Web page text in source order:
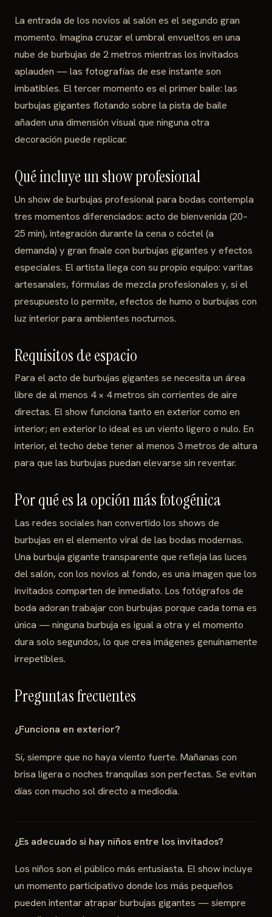
La entrada de los novios al salón es el segundo gran
momento. Imagina cruzar el umbral envueltos en una
nube de burbujas de 2 metros mientras los invitados
aplauden — las fotografías de ese instante son
imbatibles. El tercer momento es el primer baile: las
burbujas gigantes flotando sobre la pista de baile
añaden una dimensión visual que ninguna otra
decoración puede replicar.
Qué incluye un show profesional
Un show de burbujas profesional para bodas contempla
tres momentos diferenciados: acto de bienvenida (20–
25 min), integración durante la cena o cóctel (a
demanda) y gran finale con burbujas gigantes y efectos
especiales. El artista llega con su propio equipo: varitas
artesanales, fórmulas de mezcla profesionales y, si el
presupuesto lo permite, efectos de humo o burbujas con
luz interior para ambientes nocturnos.
Requisitos de espacio
Para el acto de burbujas gigantes se necesita un área
libre de al menos 4 × 4 metros sin corrientes de aire
directas. El show funciona tanto en exterior como en
interior; en exterior lo ideal es un viento ligero o nulo. En
interior, el techo debe tener al menos 3 metros de altura
para que las burbujas puedan elevarse sin reventar.
Por qué es la opción más fotogénica
Las redes sociales han convertido los shows de
burbujas en el elemento viral de las bodas modernas.
Una burbuja gigante transparente que refleja las luces
del salón, con los novios al fondo, es una imagen que los
invitados comparten de inmediato. Los fotógrafos de
boda adoran trabajar con burbujas porque cada toma es
única — ninguna burbuja es igual a otra y el momento
dura solo segundos, lo que crea imágenes genuinamente
irrepetibles.
Preguntas frecuentes
¿Funciona en exterior?
Sí, siempre que no haya viento fuerte. Mañanas con
brisa ligera o noches tranquilas son perfectas. Se evitan
días con mucho sol directo a mediodía.
¿Es adecuado si hay niños entre los invitados?
Los niños son el público más entusiasta. El show incluye
un momento participativo donde los más pequeños
pueden intentar atrapar burbujas gigantes — siempre